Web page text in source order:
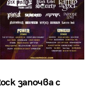
започва с